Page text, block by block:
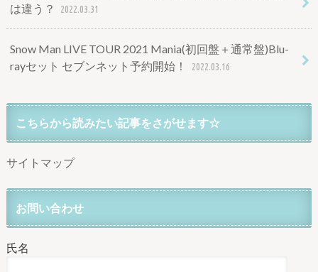
は違う？
2022.03.31
Snow Man LIVE TOUR 2021 Mania(初回盤＋通常盤)Blu-
rayセット セブンネット予約開始！
2022.03.16
こちらから読みたい記事をさがせます☆
サイトマップ
お問い合わせ
氏名